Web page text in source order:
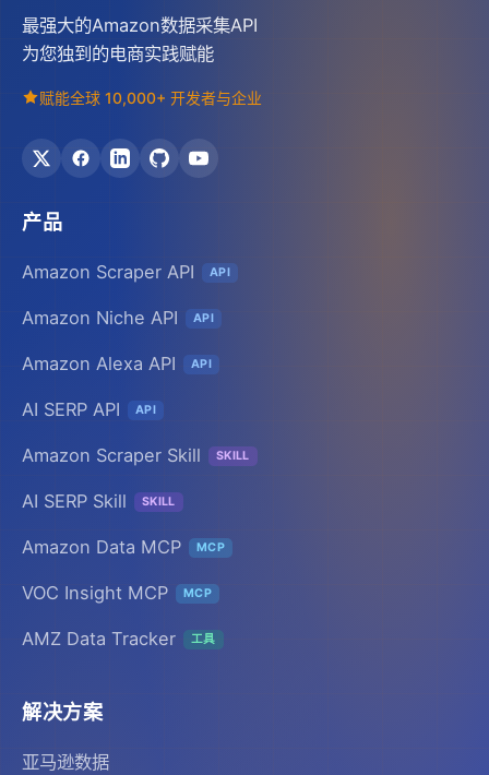
最强大的Amazon数据采集API
为您独到的电商实践赋能
赋能全球 10,000+ 开发者与企业
产品
Amazon Scraper API API
Amazon Niche API API
Amazon Alexa API API
AI SERP API API
Amazon Scraper Skill SKILL
AI SERP Skill SKILL
Amazon Data MCP MCP
VOC Insight MCP MCP
AMZ Data Tracker 工具
解决方案
亚马逊数据